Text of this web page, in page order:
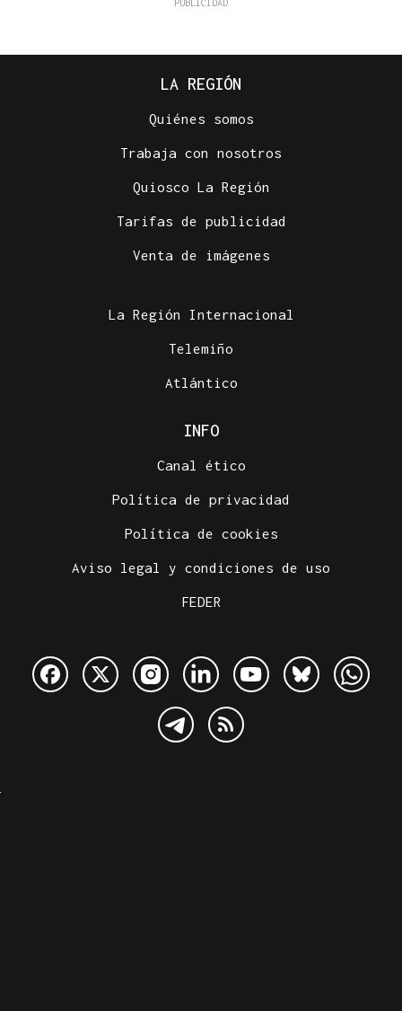
LA REGIÓN
Quiénes somos
Trabaja con nosotros
Quiosco La Región
Tarifas de publicidad
Venta de imágenes
La Región Internacional
Telemiño
Atlántico
INFO
Canal ético
Política de privacidad
Política de cookies
Aviso legal y condiciones de uso
FEDER